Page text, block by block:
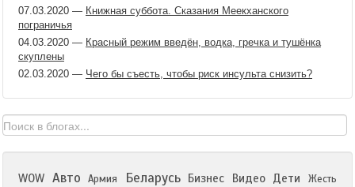
07.03.2020 — Книжная суббота. Сказания Меекханского
пограничья
04.03.2020 — Красный режим введён, водка, гречка и тушёнка
скуплены
02.03.2020 — Чего бы съесть, чтобы риск инсульта снизить?
WOW Авто Армия Беларусь Бизнес Видео Дети
Жесть